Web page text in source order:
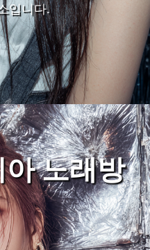
입니다.
노래방